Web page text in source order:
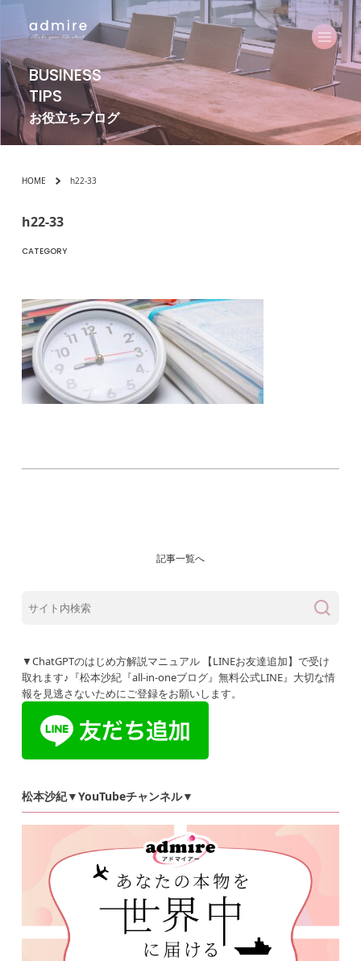
BUSINESS
TIPS
お役立ちブログ
HOME h22-33
h22-33
CATEGORY
記事一覧へ
▼ChatGPTのはじめ方解説マニュアル 【LINEお友達追加】で受け
取れます♪『松本沙紀『all-in-oneブログ』無料公式LINE』大切な情
報を見逃さないためにご登録をお願いします。
松本沙紀▼YouTubeチャンネル▼